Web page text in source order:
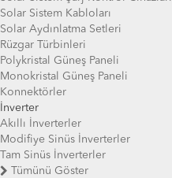
Solar Sistem Kabloları
Solar Aydınlatma Setleri
Rüzgar Türbinleri
Polykristal Güneş Paneli
Monokristal Güneş Paneli
Konnektörler
İnverter
Akıllı İnverterler
Modifiye Sinüs İnverterler
Tam Sinüs İnverterler
Tümünü Göster